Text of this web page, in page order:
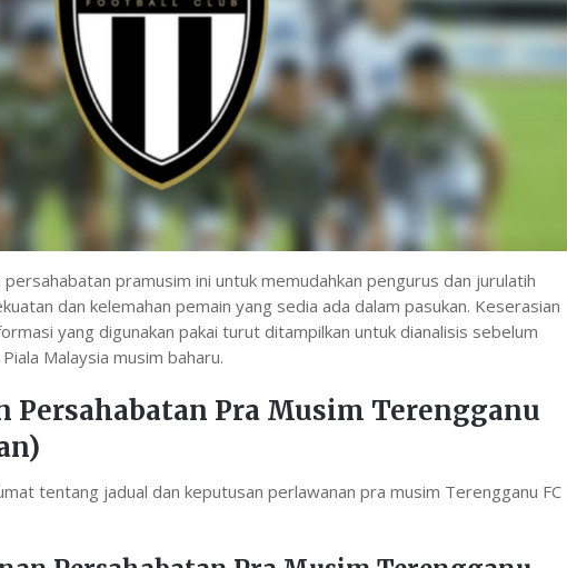
pramusim ini untuk memudahkan pengurus dan jurulatih
dan kelemahan pemain yang sedia ada dalam pasukan. Keserasian
yang digunakan pakai turut ditampilkan untuk dianalisis sebelum
Malaysia musim baharu.
Persahabatan Pra Musim Terengganu
tentang jadual dan keputusan perlawanan pra musim Terengganu FC